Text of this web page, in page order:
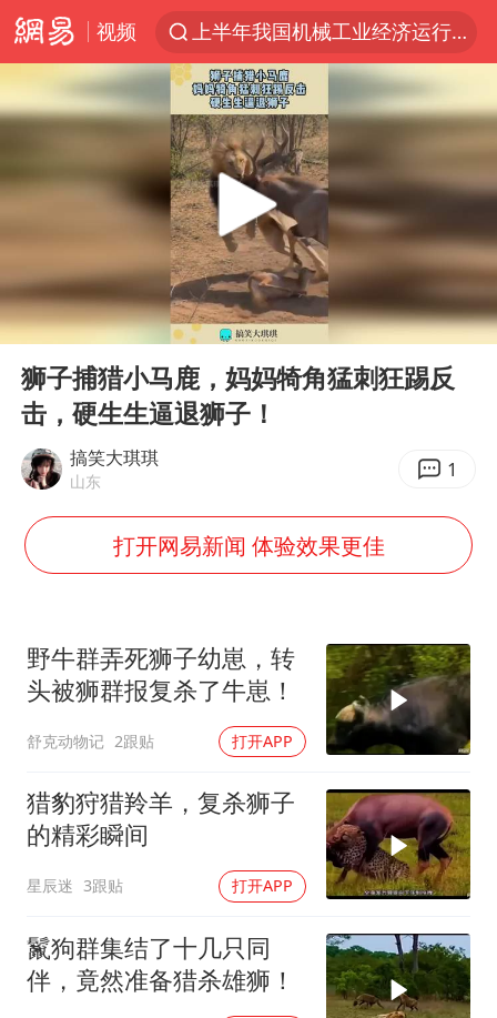
视频
上半年我国机械工业经济运行稳中有进
台风“白海豚”体型变大！环流面积接近13个浙江那么大
江苏发布台风蓝色预警
女子开一天一夜空调后二氧化碳中毒
泰国校园枪击案死亡人数升至7人
汪峰阻止14岁女儿买大牌
我国货物贸易进出口超30万亿元
王力宏演唱会黄牛带观众藏匿被查获
四川宜宾市高县发生4.9级地震
“立秋的第一杯奶茶”又爆单了
女孩摆摊卖菌子时收到北大通知书
国防部回应日本试射“战斧”导弹
东方之约 相约未来
Play
00:00 00:11
狮子捕猎小马鹿，妈妈犄角猛刺狂踢反
击，硬生生逼退狮子！
搞笑大琪琪
山东 1
打开网易新闻 体验效果更佳
野牛群弄死狮子幼崽，转
头被狮群报复杀了牛崽！
舒克动物记 2跟贴 打开APP
猎豹狩猎羚羊，复杀狮子
的精彩瞬间
星辰迷 3跟贴 打开APP
鬣狗群集结了十几只同
伴，竟然准备猎杀雄狮！